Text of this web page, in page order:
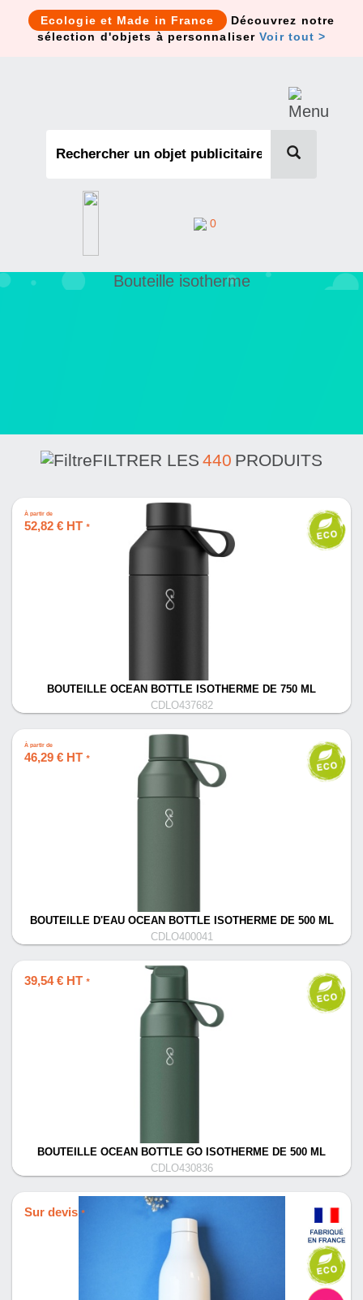
Ecologie et Made in France
Découvrez notre
sélection d'objets à personnaliserVoir tout >
0
Bouteille isotherme
FILTRER LES 440 PRODUITS
À partir de
52,82 € HT *
BOUTEILLE OCEAN BOTTLE ISOTHERME DE 750 ML
CDLO437682
À partir de
46,29 € HT *
BOUTEILLE D'EAU OCEAN BOTTLE ISOTHERME DE 500 ML
CDLO400041
39,54 € HT *
BOUTEILLE OCEAN BOTTLE GO ISOTHERME DE 500 ML
CDLO430836
Sur devis *
Cookies management panel